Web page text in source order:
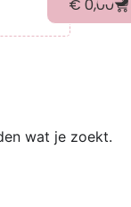
€ 0,00
wat je zoekt.